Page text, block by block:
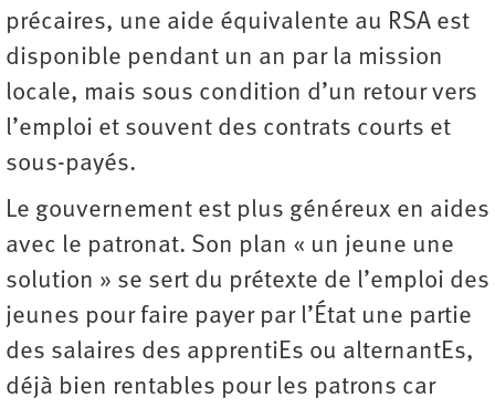
précaires, une aide équivalente au RSA est
disponible pendant un an par la mission
locale, mais sous condition d’un retour vers
l’emploi et souvent des contrats courts et
sous-payés.
Le gouvernement est plus généreux en aides
avec le patronat. Son plan « un jeune une
solution » se sert du prétexte de l’emploi des
jeunes pour faire payer par l’État une partie
des salaires des apprentiEs ou alternantEs,
déjà bien rentables pour les patrons car